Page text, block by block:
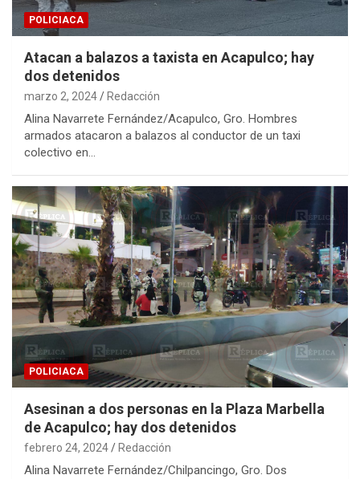
POLICIACA
Atacan a balazos a taxista en Acapulco; hay
dos detenidos
marzo 2, 2024 Redacción
Alina Navarrete Fernández/Acapulco, Gro. Hombres
armados atacaron a balazos al conductor de un taxi
colectivo en…
POLICIACA
Asesinan a dos personas en la Plaza Marbella
de Acapulco; hay dos detenidos
febrero 24, 2024 Redacción
Alina Navarrete Fernández/Chilpancingo, Gro. Dos